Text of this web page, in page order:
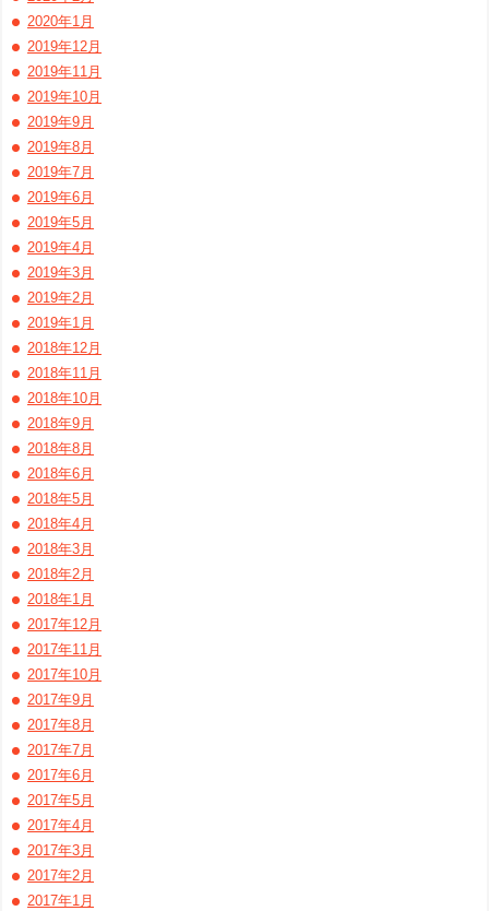
2020年1月
2019年12月
2019年11月
2019年10月
2019年9月
2019年8月
2019年7月
2019年6月
2019年5月
2019年4月
2019年3月
2019年2月
2019年1月
2018年12月
2018年11月
2018年10月
2018年9月
2018年8月
2018年6月
2018年5月
2018年4月
2018年3月
2018年2月
2018年1月
2017年12月
2017年11月
2017年10月
2017年9月
2017年8月
2017年7月
2017年6月
2017年5月
2017年4月
2017年3月
2017年2月
2017年1月